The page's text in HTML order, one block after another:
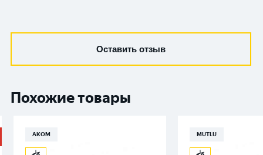
Оставить отзыв
Похожие товары
АКОМ MUTLU